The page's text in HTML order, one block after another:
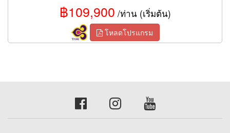
฿109,900 /ท่าน (เริ่มต้น)
โหลดโปรแกรม